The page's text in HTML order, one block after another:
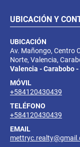
UBICACIÓN Y
UBICACIÓN
Av. Mañongo, Centro
Norte, Valencia,
Valencia - Carabobo
MÓVIL
+584120430439
TELÉFONO
+584120430439
EMAIL